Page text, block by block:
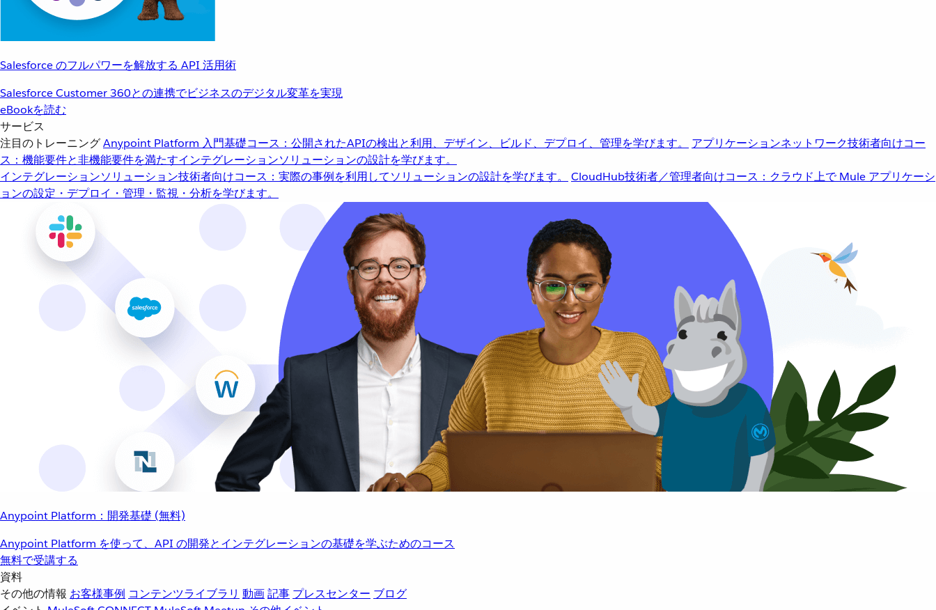
Salesforce のフルパワーを解放する API 活用術
Salesforce Customer 360との連携でビジネスのデジタル変革を実現
eBookを読む
サービス
注目のトレーニングAnypoint Platform 入門基礎コース：公開されたAPIの検出と利用、デザイン、ビルド、デプロイ、管理を学びます。 アプリケーションネットワーク技術者向けコー
ス：機能要件と非機能要件を満たすインテグレーションソリューションの設計を学びます。
インテグレーションソリューション技術者向けコース：実際の事例を利用してソリューションの設計を学びます。 CloudHub技術者／管理者向けコース：クラウド上で Mule アプリケーシ
ョンの設定・デプロイ・管理・監視・分析を学びます。
Anypoint Platform：開発基礎 (無料)
Anypoint Platform を使って、API の開発とインテグレーションの基礎を学ぶためのコース
無料で受講する
資料
その他の情報 お客様事例 コンテンツライブラリ 動画記事 プレスセンター ブログ